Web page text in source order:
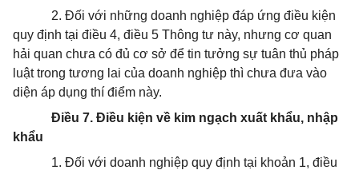
2. Đối với những doanh nghiệp đáp ứng điều kiện
quy định tại điều 4, điều 5 Thông tư này, nhưng cơ quan
hải quan chưa có đủ cơ sở để tin tưởng sự tuân thủ pháp
luật trong tương lai của doanh nghiệp thì chưa đưa vào
diện áp dụng thí điểm này.
Điều 7. Điều kiện về kim ngạch xuất khẩu, nhập
khẩu
1. Đối với doanh nghiệp quy định tại khoản 1, điều